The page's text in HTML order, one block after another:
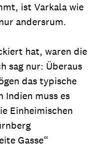
ist Varkala wie
andersrum.
hat, waren die
sag nur: Überaus
das typische
Indien muss es
Einheimischen
Gasse“